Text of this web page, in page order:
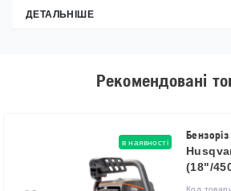
ДЕТАЛЬНІШЕ
Рекомендовані
в наявності
(18"/
Код